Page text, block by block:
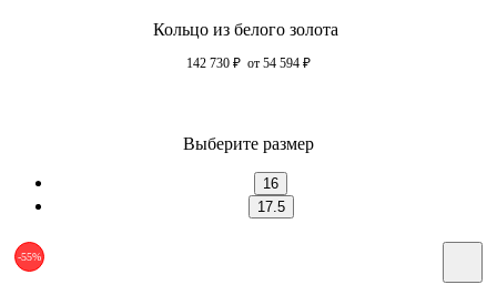
Кольцо из белого золота
142 730 ₽ от 54 594 ₽
Выберите размер
16
17.5
-55%